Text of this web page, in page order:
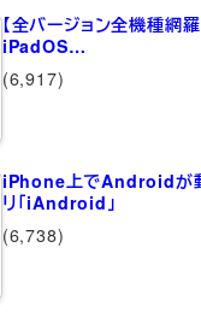
【全バージョン全機種網
iPadOS…
(6,917)
iPhone上でAndroidが
リ「iAndroid」
(6,738)